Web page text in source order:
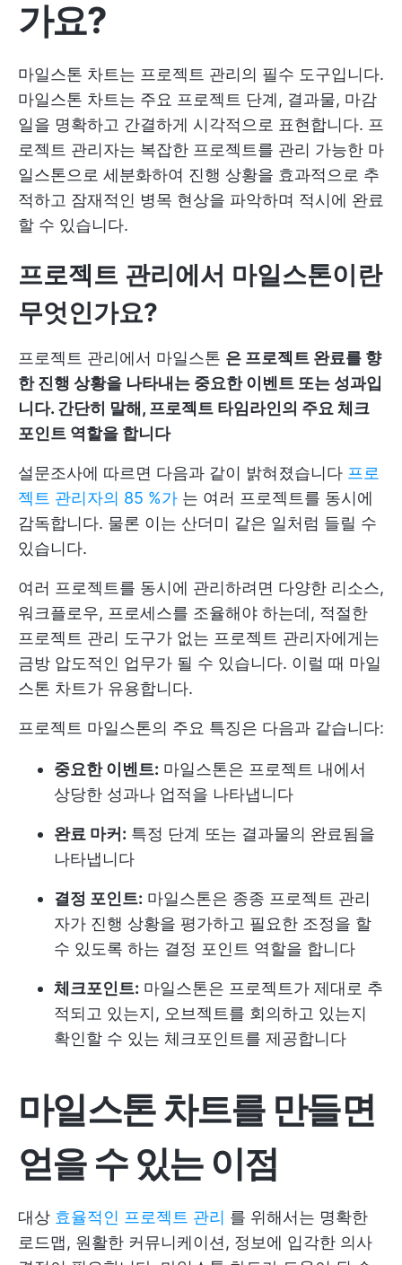
가요?
마일스톤 차트는 프로젝트 관리의 필수 도구입니다.
마일스톤 차트는 주요 프로젝트 단계, 결과물, 마감
일을 명확하고 간결하게 시각적으로 표현합니다. 프
로젝트 관리자는 복잡한 프로젝트를 관리 가능한 마
일스톤으로 세분화하여 진행 상황을 효과적으로 추
적하고 잠재적인 병목 현상을 파악하며 적시에 완료
할 수 있습니다.
프로젝트 관리에서 마일스톤이란
무엇인가요?
프로젝트 관리에서 마일스톤 은 프로젝트 완료를 향
한 진행 상황을 나타내는 중요한 이벤트 또는 성과입
니다. 간단히 말해, 프로젝트 타임라인의 주요 체크
포인트 역할을 합니다
설문조사에 따르면 다음과 같이 밝혀졌습니다 프로
젝트 관리자의 85 %가 는 여러 프로젝트를 동시에
감독합니다. 물론 이는 산더미 같은 일처럼 들릴 수
있습니다.
여러 프로젝트를 동시에 관리하려면 다양한 리소스,
워크플로우, 프로세스를 조율해야 하는데, 적절한
프로젝트 관리 도구가 없는 프로젝트 관리자에게는
금방 압도적인 업무가 될 수 있습니다. 이럴 때 마일
스톤 차트가 유용합니다.
프로젝트 마일스톤의 주요 특징은 다음과 같습니다:
중요한 이벤트: 마일스톤은 프로젝트 내에서
상당한 성과나 업적을 나타냅니다
완료 마커: 특정 단계 또는 결과물의 완료됨을
나타냅니다
결정 포인트: 마일스톤은 종종 프로젝트 관리
자가 진행 상황을 평가하고 필요한 조정을 할
수 있도록 하는 결정 포인트 역할을 합니다
체크포인트: 마일스톤은 프로젝트가 제대로 추
적되고 있는지, 오브젝트를 회의하고 있는지
확인할 수 있는 체크포인트를 제공합니다
마일스톤 차트를 만들면
얻을 수 있는 이점
대상 효율적인 프로젝트 관리 를 위해서는 명확한
로드맵, 원활한 커뮤니케이션, 정보에 입각한 의사